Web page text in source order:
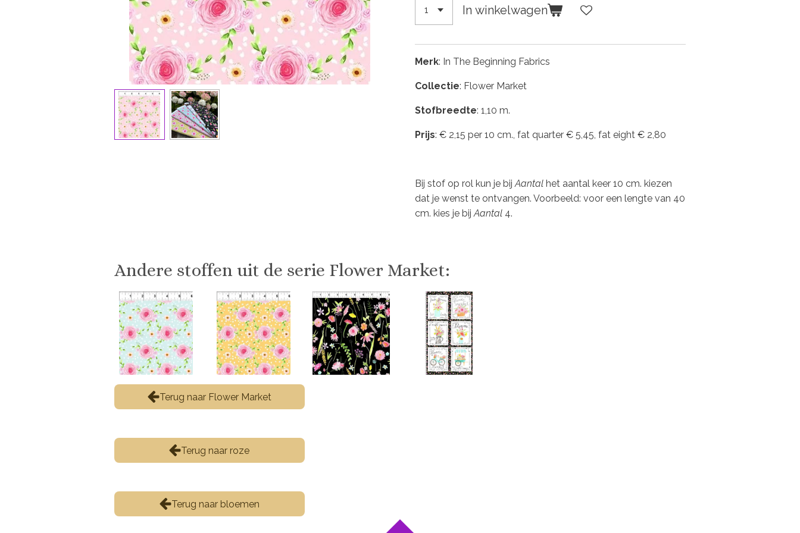
In winkelwagen
Merk: In The Beginning Fabrics
Collectie: Flower Market
Stofbreedte: 1,10 m.
Prijs: € 2,15 per 10 cm., fat quarter € 5,45, fat eight € 2,80
Bij stof op rol kun je bijAantal het aantal keer 10 cm. kiezen
dat je wenst te ontvangen. Voorbeeld: voor een lengte van 40
cm. kies je bijAantal 4.
Andere stoffen uit de serie Flower Market:
Terug naar Flower Market
Terug naar roze
Terug naar bloemen